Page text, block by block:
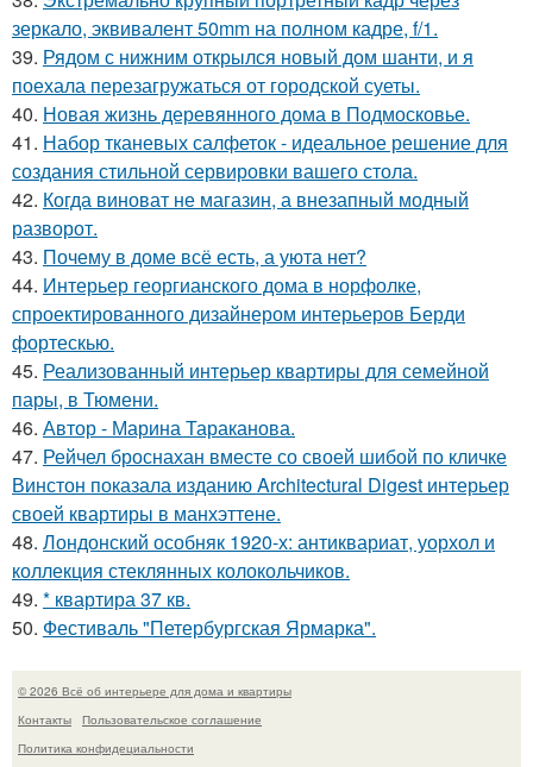
зеркало, эквивалент 50mm на полном кадре, f/1.
39. Рядом с нижним открылся новый дом шанти, и я
поехала перезагружаться от городской суеты.
40. Новая жизнь деревянного дома в Подмосковье.
41. Набор тканевых салфеток - идеальное решение для
создания стильной сервировки вашего стола.
42. Когда виноват не магазин, а внезапный модный
разворот.
43. Почему в доме всё есть, а уюта нет?
44. Интерьер георгианского дома в норфолке,
спроектированного дизайнером интерьеров Берди
фортескью.
45. Реализованный интерьер квартиры для семейной
пары, в Тюмени.
46. Автор - Марина Тараканова.
47. Рейчел броснахан вместе со своей шибой по кличке
Винстон показала изданию Architectural Digest интерьер
своей квартиры в манхэттене.
48. Лондонский особняк 1920-х: антиквариат, уорхол и
коллекция стеклянных колокольчиков.
49. * квартира 37 кв.
50. Фестиваль "Петербургская Ярмарка".
© 2026 Всё об интерьере для дома и квартиры
Контакты
Пользовательское соглашение
Политика конфидециальности